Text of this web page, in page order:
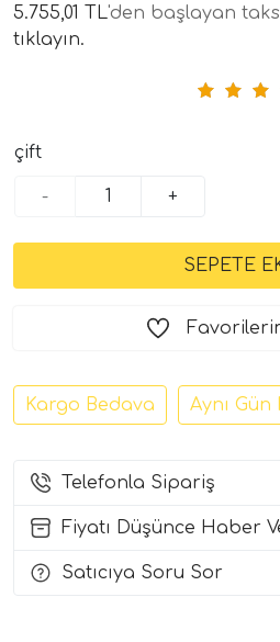
Modelleri
Setleri)
5.755,01 TL'den başlayan
tıklayın.
çift
- +
Kargo Bedava Aynı Gün
Telefonla Sipariş
Fiyatı Düşünce Haber
Satıcıya Soru Sor